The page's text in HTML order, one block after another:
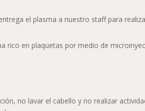
el plasma a nuestro staff para
rico en plaquetas por medio de
no lavar el cabello y no realizar